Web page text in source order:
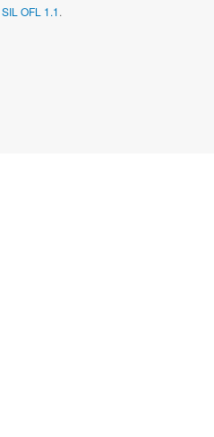
SIL OFL 1.1.